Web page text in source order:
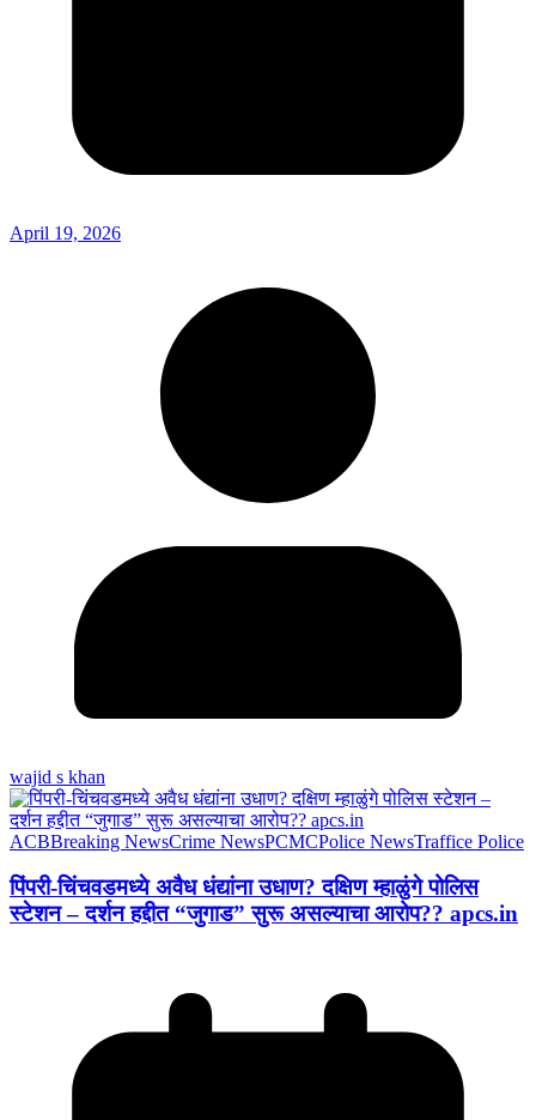
April 19, 2026
wajid s khan
ACBBreaking NewsCrime NewsPCMCPolice NewsTraffice Police
पिंपरी-चिंचवडमध्ये अवैध धंद्यांना उधाण? दक्षिण म्हाळुंगे पोलिस
स्टेशन – दर्शन हद्दीत “जुगाड” सुरू असल्याचा आरोप?? apcs.in